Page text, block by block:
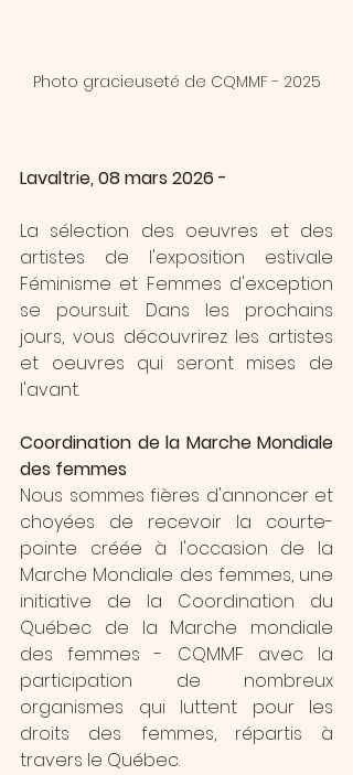
Photo gracieuseté de CQMMF - 2025
Lavaltrie, 08 mars 2026 -
La sélection des oeuvres et des
artistes de l'exposition estivale
Féminisme et Femmes d'exception
se poursuit. Dans les prochains
jours, vous découvrirez les artistes
et oeuvres qui seront mises de
l'avant.
Coordination de la Marche Mondiale
des femmes
Nous sommes fières d'annoncer et
choyées de recevoir la courte-
pointe créée à l'occasion de la
Marche Mondiale des femmes, une
initiative de la Coordination du
Québec de la Marche mondiale
des femmes - CQMMF avec la
participation de nombreux
organismes qui luttent pour les
droits des femmes, répartis à
travers le Québec.